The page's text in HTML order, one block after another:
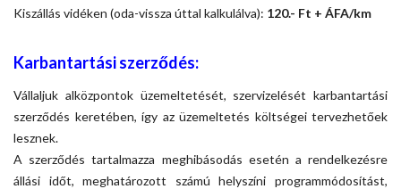
Kiszállás vidéken (oda-vissza úttal kalkulálva): 120.- Ft + ÁFA/km
Karbantartási szerződés:
Vállaljuk alközpontok üzemeltetését, szervizelését karbantartási
szerződés keretében, így az üzemeltetés költségei tervezhetőek
lesznek.
A szerződés tartalmazza meghibásodás esetén a rendelkezésre
állási időt, meghatározott számú helyszíni programmódosítást,